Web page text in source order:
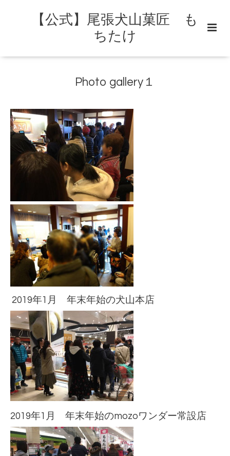
【公式】尾張犬山菓匠 も
ちたけ
Photo gallery１
2019年1月 年末年始の犬山本店
2019年1月 年末年始のmozoワンダー常設店